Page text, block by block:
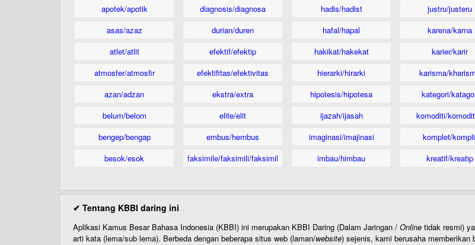
apotek/apotik
asas/azaz
atlet/atlit
atmosfer/atmosfir
azan/adzan
belum/belom
bengep/bengap
besok/esok
diagnosis/diagnosa
durian/duren
efektif/efektip
efektifitas/efektivitas
ekstra/extra
elite/elit
embus/hembus
faksimile/faksimili/faksimil
hadis/hadist
hafal/hapal
hakikat/hakekat
hierarki/hirarki
hipotesis/hipotesa
ijazah/ijasah
imaginasi/imajinasi
imbau/himbau
justru/justeru
karena/karna
karier/karir
karisma/
kategori/
komoditi/
komplet/
kreatif/kreatip
✔ Tentang KBBI daring ini
Aplikasi Kamus Besar Bahasa Indonesia (KBBI) ini merupakan KBBI Daring (Dalam Jaringan / Online tidak resmi)
arti kata (lema/sub lema). Berbeda dengan beberapa situs web (laman/website) sejenis, kami berusaha memberikan